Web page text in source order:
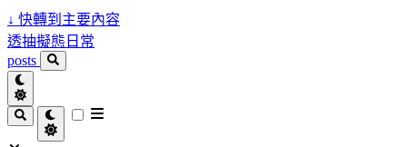
↓ 快轉到主要內容
透抽擬態日常
posts